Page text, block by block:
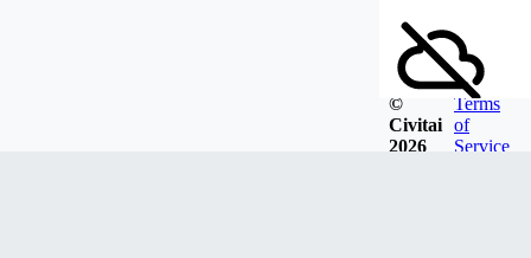
This user hasn't
©
Civitai
2026
Terms
of
Service